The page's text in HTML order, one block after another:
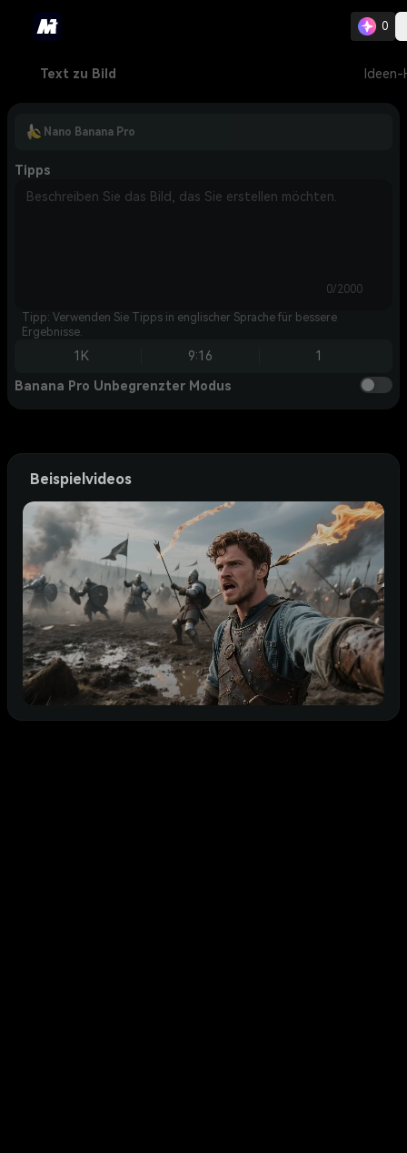
0
Text zu Bild Ideen-
Nano Banana Pro
Tipps
0/2000
Tipp: Verwenden Sie Tipps in englischer Sprache für bessere
Ergebnisse.
1K 9:16 1
Banana Pro Unbegrenzter Modus
Beispielvideos